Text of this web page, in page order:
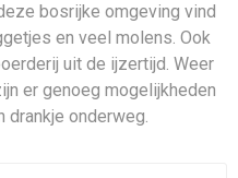
bosrijke omgeving vind
en veel molens. Ook
uit de ijzertijd. Weer
er genoeg mogelijkheden
drankje onderweg.